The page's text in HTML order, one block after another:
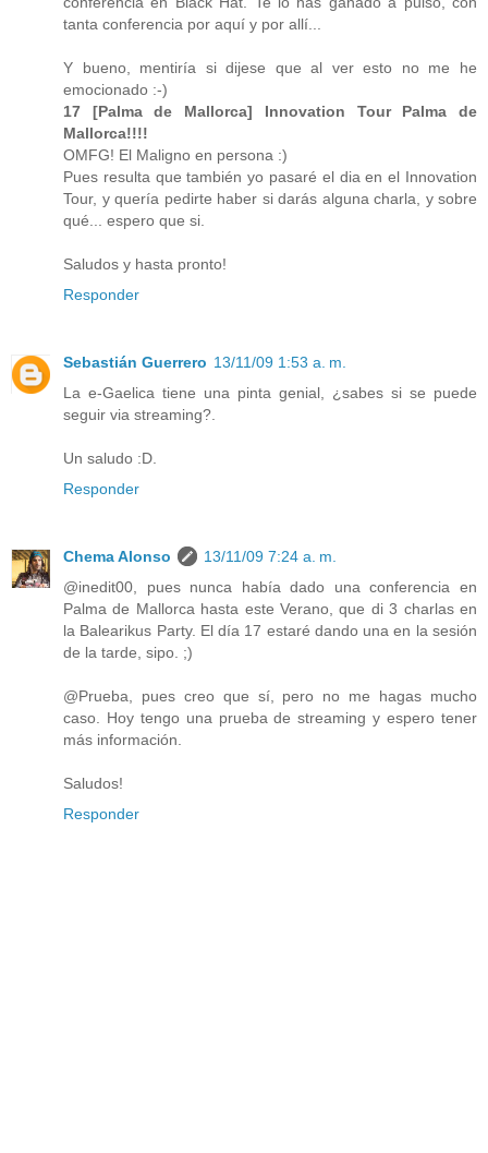
tanta conferencia por aquí y por allí...
Y bueno, mentiría si dijese que al ver esto no me he
emocionado :-)
17 [Palma de Mallorca] Innovation Tour Palma de
Mallorca!!!!
OMFG! El Maligno en persona :)
Pues resulta que también yo pasaré el dia en el Innovation
Tour, y quería pedirte haber si darás alguna charla, y sobre
qué... espero que si.
Saludos y hasta pronto!
Responder
Sebastián Guerrero 13/11/09 1:53 a. m.
La e-Gaelica tiene una pinta genial, ¿sabes si se puede
seguir via streaming?.
Un saludo :D.
Responder
Chema Alonso
13/11/09 7:24 a. m.
@inedit00, pues nunca había dado una conferencia en
Palma de Mallorca hasta este Verano, que di 3 charlas en
la Balearikus Party. El día 17 estaré dando una en la sesión
de la tarde, sipo. ;)
@Prueba, pues creo que sí, pero no me hagas mucho
caso. Hoy tengo una prueba de streaming y espero tener
más información.
Saludos!
Responder